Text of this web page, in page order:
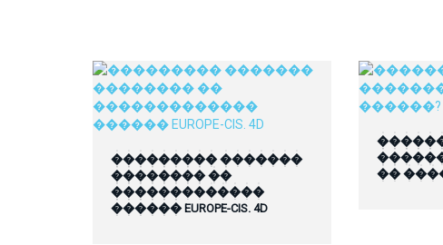
��������� �������
�������� ��
�������������
������ EUROPE-CIS. 4D
��